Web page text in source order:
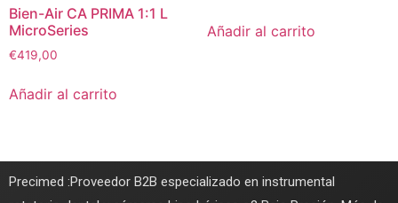
Bien-Air CA PRIMA 1:1 L
MicroSeries
€419,00
Añadir al carrito
Añadir al carrito
Precimed :Proveedor B2B especializado en instrumental